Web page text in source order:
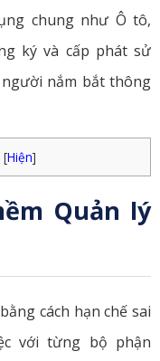
chung như Ô tô,
ký và cấp phát sử
nắm bắt thông
[Hiện]
Quản lý
cách hạn chế sai
với từng bộ phận